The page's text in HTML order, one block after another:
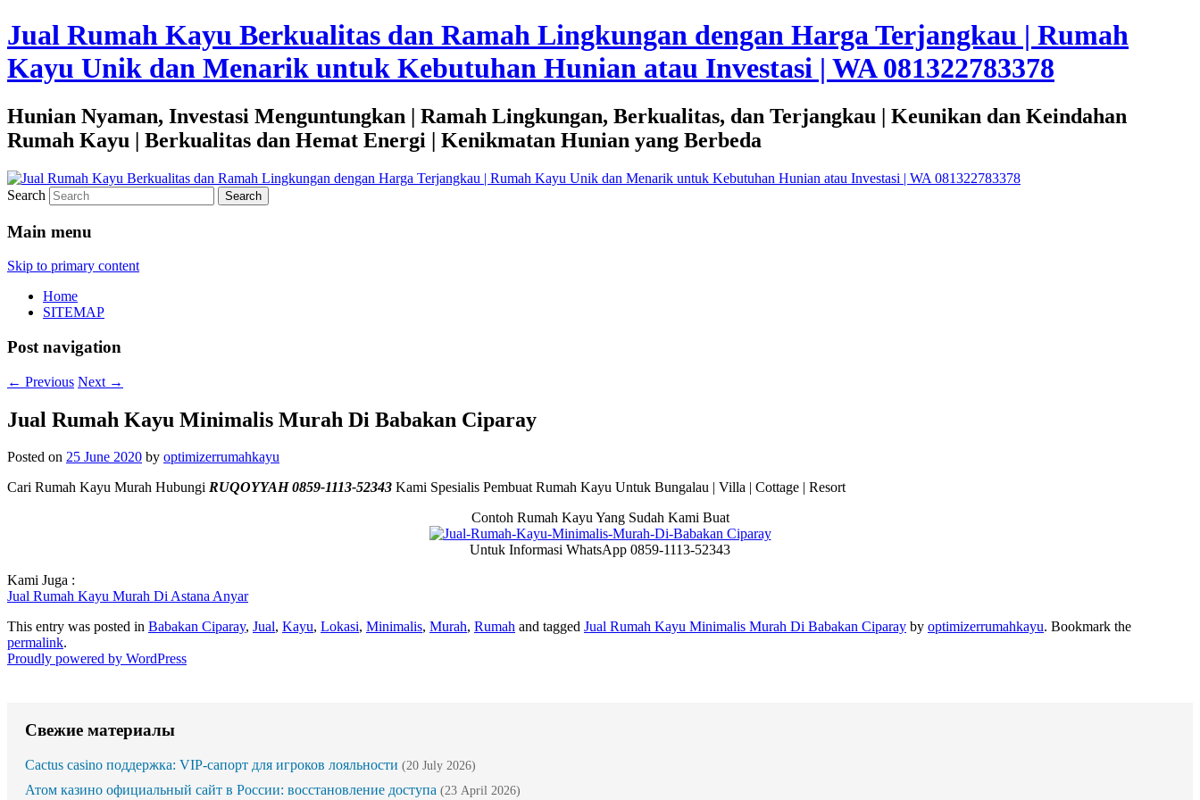
Jual Rumah Kayu Berkualitas dan Ramah Lingkungan dengan Harga Terjangkau | Rumah
Kayu Unik dan Menarik untuk Kebutuhan Hunian atau Investasi | WA 081322783378
Hunian Nyaman, Investasi Menguntungkan | Ramah Lingkungan, Berkualitas, dan Terjangkau | Keunikan dan Keindahan
Rumah Kayu | Berkualitas dan Hemat Energi | Kenikmatan Hunian yang Berbeda
Search
Main menu
Skip to primary content
Home
SITEMAP
Post navigation
← Previous Next →
Jual Rumah Kayu Minimalis Murah Di Babakan Ciparay
Posted on 25 June 2020 by optimizerrumahkayu
Cari Rumah Kayu Murah Hubungi RUQOYYAH 0859-1113-52343 Kami Spesialis Pembuat Rumah Kayu Untuk Bungalau | Villa | Cottage | Resort
Contoh Rumah Kayu Yang Sudah Kami Buat
Untuk Informasi WhatsApp 0859-1113-52343
Kami Juga :
Jual Rumah Kayu Murah Di Astana Anyar
This entry was posted in Babakan Ciparay, Jual, Kayu, Lokasi, Minimalis, Murah, Rumah and tagged Jual Rumah Kayu Minimalis Murah Di Babakan Ciparay by optimizerrumahkayu. Bookmark the
permalink.
Proudly powered by WordPress
Свежие материалы
Cactus casino поддержка: VIP-сапорт для игроков лояльности (20 July 2026)
Атом казино официальный сайт в России: восстановление доступа (23 April 2026)